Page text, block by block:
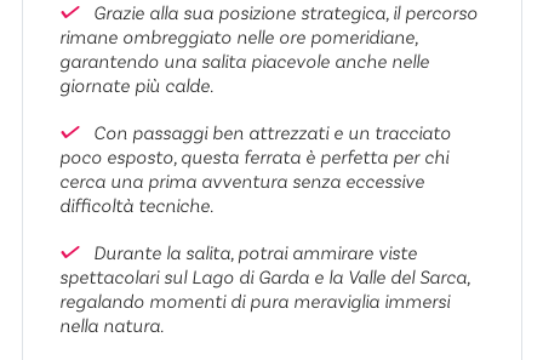
Grazie alla sua posizione strategica, il percorso
rimane ombreggiato nelle ore pomeridiane,
garantendo una salita piacevole anche nelle
giornate più calde.
Con passaggi ben attrezzati e un tracciato
poco esposto, questa ferrata è perfetta per chi
cerca una prima avventura senza eccessive
difficoltà tecniche.
Durante la salita, potrai ammirare viste
spettacolari sul Lago di Garda e la Valle del Sarca,
regalando momenti di pura meraviglia immersi
nella natura.